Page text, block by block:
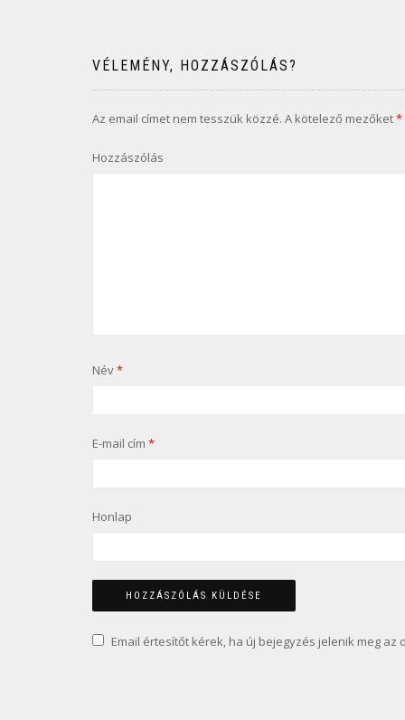
VÉLEMÉNY, HOZZÁSZÓLÁS?
Az email címet nem tesszük közzé. A kötelező mezőket*
Hozzászólás
Név*
E-mail cím *
Honlap
Email értesítőt kérek, ha új bejegyzés jelenik meg az